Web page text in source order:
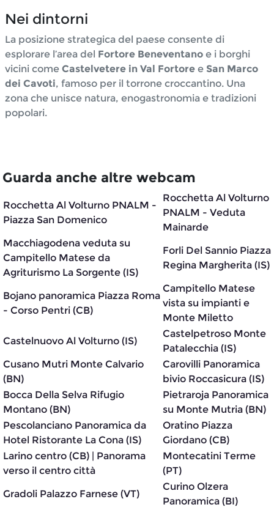
Nei dintorni
La posizione strategica del paese consente di
esplorare l’area del Fortore Beneventano e i borghi
vicini come Castelvetere in Val Fortore e San Marco
dei Cavoti, famoso per il torrone croccantino. Una
zona che unisce natura, enogastronomia e tradizioni
popolari.
Guarda anche altre webcam
Rocchetta Al Volturno PNALM -
Piazza San Domenico
Rocchetta Al Volturno
PNALM - Veduta
Mainarde
Macchiagodena veduta su
Campitello Matese da
Agriturismo La Sorgente (IS)
Forli Del Sannio Piazza
Regina Margherita (IS)
Bojano panoramica Piazza Roma
- Corso Pentri (CB)
Campitello Matese
vista su impianti e
Monte Miletto
Castelnuovo Al Volturno (IS)
Castelpetroso Monte
Patalecchia (IS)
Cusano Mutri Monte Calvario
(BN)
Carovilli Panoramica
bivio Roccasicura (IS)
Bocca Della Selva Rifugio
Montano (BN)
Pietraroja Panoramica
su Monte Mutria (BN)
Pescolanciano Panoramica da
Hotel Ristorante La Cona (IS)
Oratino Piazza
Giordano (CB)
Larino centro (CB) | Panorama
verso il centro città
Montecatini Terme
(PT)
Gradoli Palazzo Farnese (VT)
Curino Olzera
Panoramica (BI)